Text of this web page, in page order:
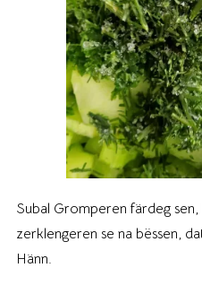
Subal Gromperen färdeg sen,
zerklengeren se na bëssen,
Hänn.